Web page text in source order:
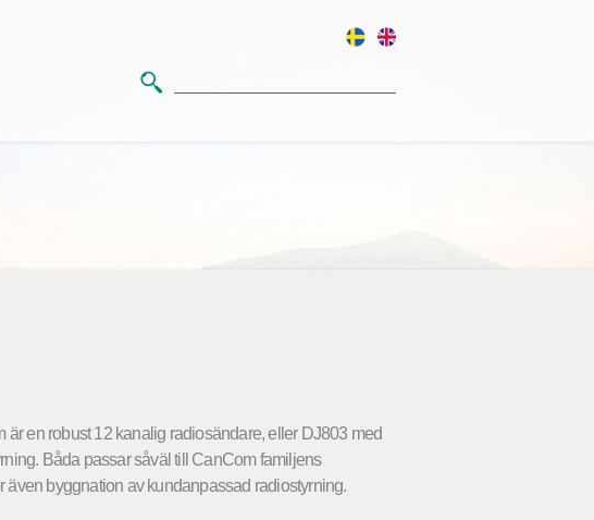
en robust 12 kanalig radiosändare, eller DJ803 med
Båda passar såväl till CanCom familjens
även byggnation av kundanpassad radiostyrning.